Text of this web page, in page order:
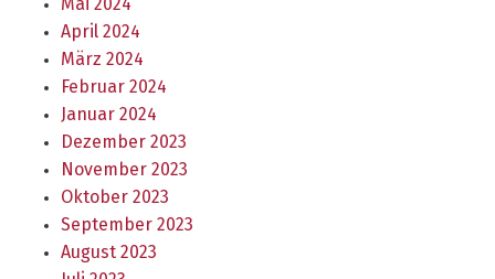
April 2024
März 2024
Februar 2024
Januar 2024
Dezember 2023
November 2023
Oktober 2023
September 2023
August 2023